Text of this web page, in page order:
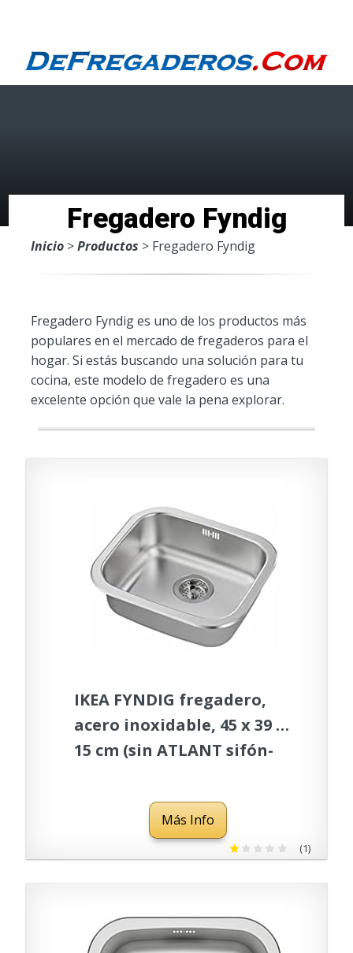
Fregadero Fyndig
Inicio>Productos > Fregadero Fyndig
Fregadero Fyndig es uno de los productos más
populares en el mercado de fregaderos para el
hogar. Si estás buscando una solución para tu
cocina, este modelo de fregadero es una
excelente opción que vale la pena explorar.
IKEA FYNDIG fregadero,
acero inoxidable, 45 x 39 x
15 cm (sin ATLANT sifón-
Más Info
(1)